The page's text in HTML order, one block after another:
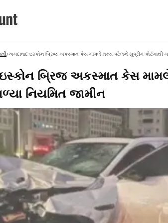
/અમદાવાદ ઇસ્કોન બ્રિજ અકસ્માત કેસ મામલે તથ્ય પટેલને સુપ્રીમ કોર્ટમાંથી
ઇસ્કોન બ્રિજ અકસ્માત કેસ
નિયમિત જામીન